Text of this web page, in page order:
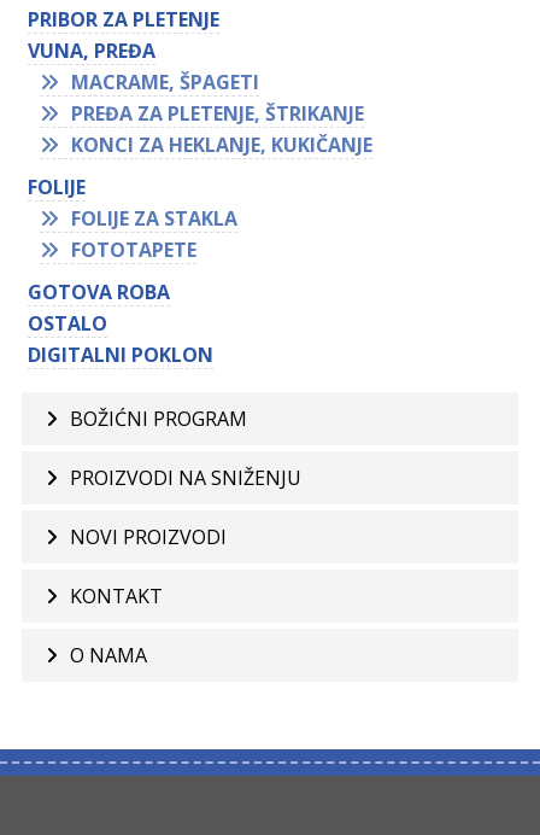
PRIBOR ZA PLETENJE
VUNA, PREĐA
MACRAME, ŠPAGETI
PREĐA ZA PLETENJE, ŠTRIKANJE
KONCI ZA HEKLANJE, KUKIČANJE
FOLIJE
FOLIJE ZA STAKLA
FOTOTAPETE
GOTOVA ROBA
OSTALO
DIGITALNI POKLON
BOŽIĆNI PROGRAM
PROIZVODI NA SNIŽENJU
NOVI PROIZVODI
KONTAKT
O NAMA